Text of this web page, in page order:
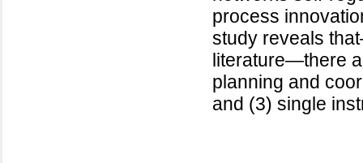
process
study reveals
literature—there
planning and
and (3) single